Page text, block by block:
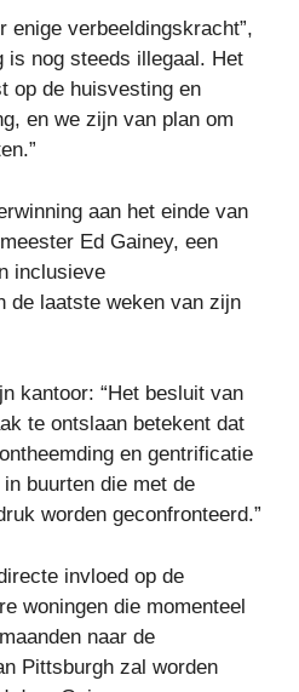
enige verbeeldingskracht”,
is nog steeds illegaal. Het
op de huisvesting en
en we zijn van plan om
aan het einde van
Ed Gainey, een
inclusieve
de laatste weken van zijn
kantoor: “Het besluit van
te ontslaan betekent dat
en gentrificatie
buurten die met de
worden geconfronteerd.”
invloed op de
woningen die momenteel
naar de
Pittsburgh zal worden